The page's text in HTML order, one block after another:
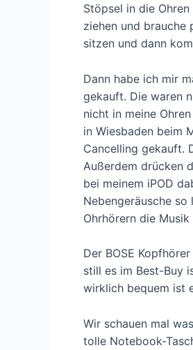
Stöpsel in die
ziehen und brauche
sitzen und dann
Dann habe ich mir
gekauft. Die waren
nicht in meine
in Wiesbaden beim
Cancelling gekauft.
Außerdem drücken
bei meinem iPOD
Nebengeräusche
Ohrhörern die
Der BOSE
still es im Best-Buy
wirklich bequem ist
Wir schauen mal
tolle Notebook-